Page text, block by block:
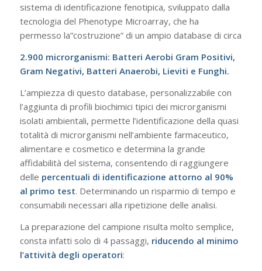
sistema di identificazione fenotipica, sviluppato dalla
tecnologia del Phenotype Microarray, che ha
permesso la”costruzione” di un ampio database di circa
2.900 microrganismi: Batteri Aerobi Gram Positivi,
Gram Negativi, Batteri Anaerobi, Lieviti e Funghi.
L’ampiezza di questo database, personalizzabile con
l’aggiunta di profili biochimici tipici dei microrganismi
isolati ambientali, permette l’identificazione della quasi
totalità di microrganismi nell’ambiente farmaceutico,
alimentare e cosmetico e determina la grande
affidabilità del sistema, consentendo di raggiungere
delle percentuali di identificazione attorno al 90%
al primo test. Determinando un risparmio di tempo e
consumabili necessari alla ripetizione delle analisi.
La preparazione del campione risulta molto semplice,
consta infatti solo di 4 passaggi, riducendo al minimo
l’attività degli operatori: